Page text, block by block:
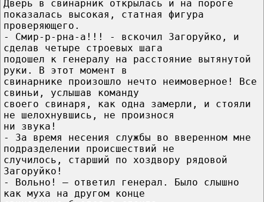
Дверь в свинарник открылась и на пороге
показалась высокая, статная фигура
проверяющего.
- Смир-р-рна-а!!! - вскочил Загоруйко, и
сделав четыре строевых шага
подошел к генералу на расстояние вытянутой
руки. В этот момент в
свинарнике произошло нечто неимоверное! Все
свиньи, услышав команду
своего свинаря, как одна замерли, и стояли
не шелохнувшись, не произнося
ни звука!
- За время несения службы во вверенном мне
подразделении происшествий не
случилось, старший по хоздвору рядовой
Загоруйко!
- Вольно! – ответил генерал. Было слышно
как муха на другом конце